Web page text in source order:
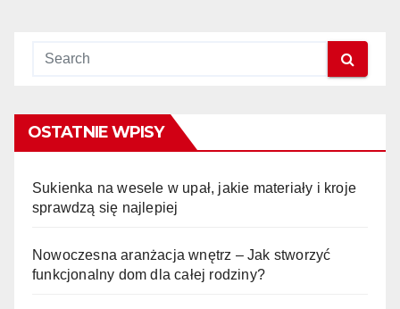
OSTATNIE WPISY
Sukienka na wesele w upał, jakie materiały i kroje
sprawdzą się najlepiej
Nowoczesna aranżacja wnętrz – Jak stworzyć
funkcjonalny dom dla całej rodziny?